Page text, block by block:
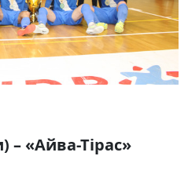
– «Айва-Тірас»